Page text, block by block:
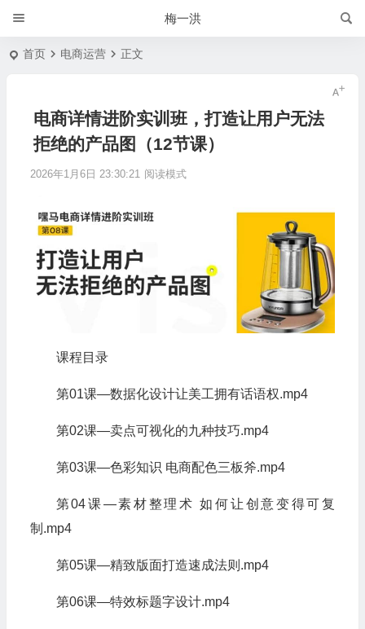
梅一洪
首页 电商运营 正文
电商详情进阶实训班，打造让用户无法
拒绝的产品图（12节课）
2026年1月6日 23:30:21 阅读模式
课程目录
第01课—数据化设计让美工拥有话语权.mp4
第02课—卖点可视化的九种技巧.mp4
第03课—色彩知识 电商配色三板斧.mp4
第04课—素材整理术 如何让创意变得可复
制.mp4
第05课—精致版面打造速成法则.mp4
第06课—特效标题字设计.mp4